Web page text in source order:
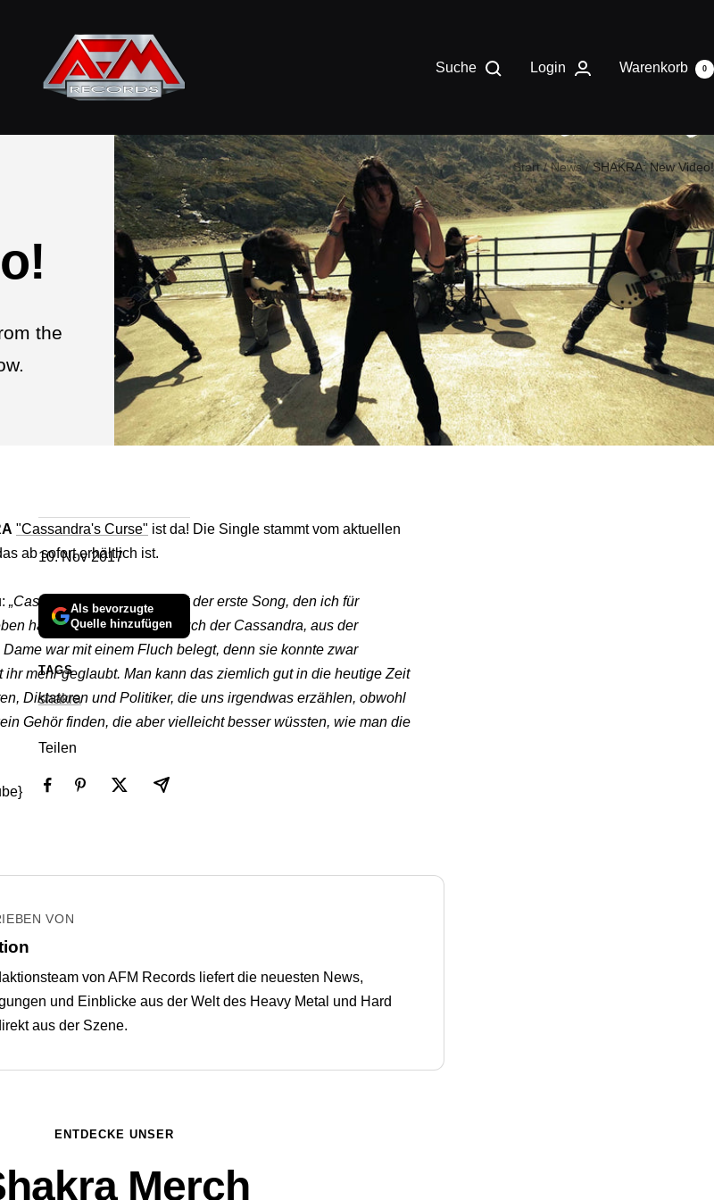
Records
Suche Login Warenkorb 0
Start News SHAKRA: New Video!
the
10. Nov 2017
Als bevorzugte
Quelle hinzufügen
TAGS
shakra
Teilen
"Cassandra's Curse" ist da! Die Single stammt vom aktuellen
ab sofort erhältlich ist.
„Cassandra’s Curse“ war mit der erste Song, den ich für
habe. Es geht um den Fluch der Cassandra, aus der
war mit einem Fluch belegt, denn sie konnte zwar
mehr geglaubt. Man kann das ziemlich gut in die heutige Zeit
Diktatoren und Politiker, die uns irgendwas erzählen, obwohl
Gehör finden, die aber vielleicht besser wüssten, wie man die
VON
von AFM Records liefert die neuesten News,
und Einblicke aus der Welt des Heavy Metal und Hard
aus der Szene.
ENTDECKE UNSER
Merch